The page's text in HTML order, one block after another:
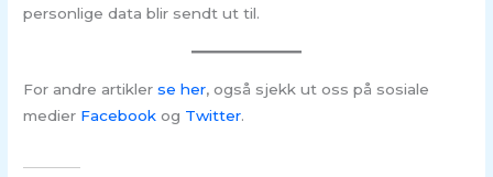
personlige data blir sendt ut til.
For andre artiklerse her, også sjekk ut oss på sosiale
medier Facebookog Twitter.